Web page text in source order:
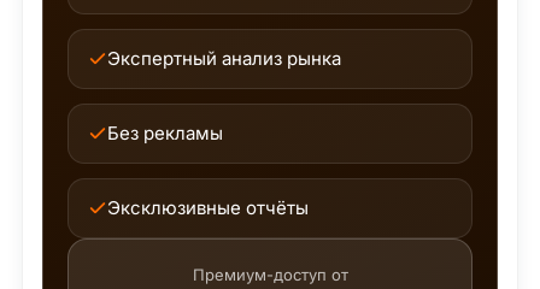
Экспертный анализ рынка
Без рекламы
Эксклюзивные отчёты
Премиум-доступ от